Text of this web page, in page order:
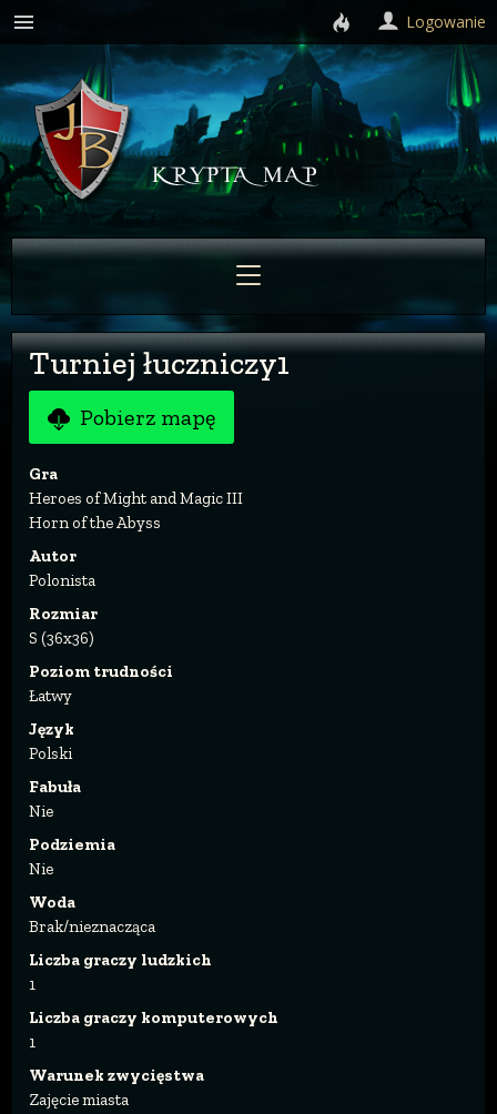
Turniej łuczniczy1
Pobierz mapę
Gra
Heroes of Might and Magic III
Horn of the Abyss
Autor
Polonista
Rozmiar
S (36x36)
Poziom trudności
Łatwy
Język
Polski
Fabuła
Nie
Podziemia
Nie
Woda
Brak/nieznacząca
Liczba graczy ludzkich
1
Liczba graczy komputerowych
1
Warunek zwycięstwa
Zajęcie miasta
Logowanie